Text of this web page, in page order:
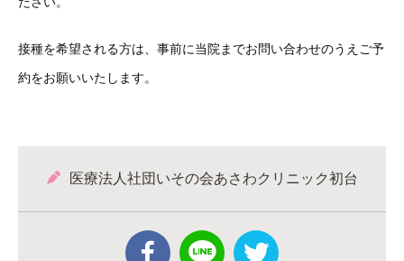
接種を希望される方は、事前に当院までお問い合わせのうえご予
約をお願いいたします。
医療法人社団いその会あさわクリニック初台